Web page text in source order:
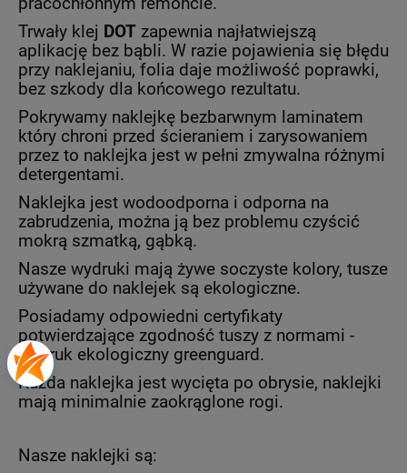
Trwały klej DOT zapewnia najłatwiejszą
aplikację bez bąbli. W razie pojawienia się błędu
przy naklejaniu, folia daje możliwość poprawki,
bez szkody dla końcowego rezultatu.
Pokrywamy naklejkę bezbarwnym laminatem
który chroni przed ścieraniem i zarysowaniem
przez to naklejka jest w pełni zmywalna różnymi
detergentami.
Naklejka jest wodoodporna i odporna na
zabrudzenia, można ją bez problemu czyścić
mokrą szmatką, gąbką.
Nasze wydruki mają żywe soczyste kolory, tusze
używane do naklejek są ekologiczne.
Posiadamy odpowiedni certyfikaty
potwierdzające zgodność tuszy z normami -
wydruk ekologiczny greenguard.
Każda naklejka jest wycięta po obrysie, naklejki
mają minimalnie zaokrąglone rogi.
Nasze naklejki są: